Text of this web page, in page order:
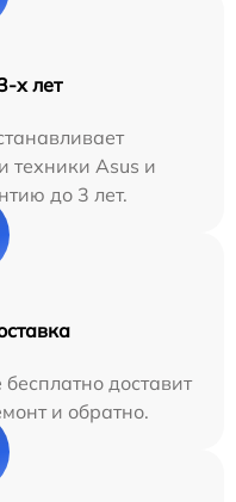
х лет
техники Asus и
до 3 лет.
доставит
и обратно.